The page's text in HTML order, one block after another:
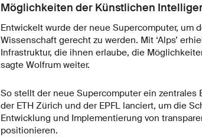
Möglichkeiten der Künstlichen
Entwickelt wurde der neue Supercomputer, um
Wissenschaft gerecht zu werden. Mit ‘Alps’
Infrastruktur, die ihnen erlaube, die
sagte Wolfrum weiter.
So stellt der neue Supercomputer ein zentrales
der ETH Zürich und der EPFL lanciert, um die
Entwicklung und Implementierung von
positionieren.